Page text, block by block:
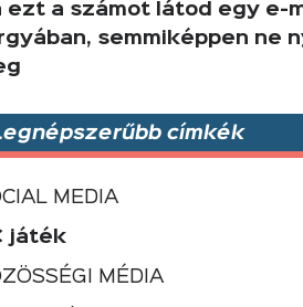
ezt a számot látod egy e-
semmiképpen ne
címkék
MEDIA
játék
MÉDIA